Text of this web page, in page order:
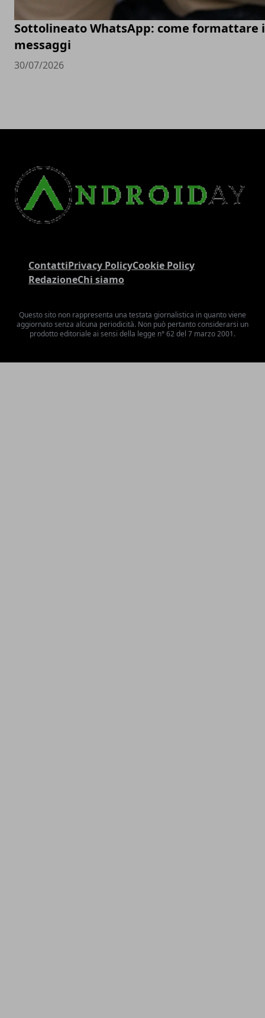
Sottolineato WhatsApp: come formattare i
messaggi
30/07/2026
ContattiPrivacy PolicyCookie Policy
RedazioneChi siamo
Questo sito non rappresenta una testata giornalistica in quanto viene
aggiornato senza alcuna periodicità. Non può pertanto considerarsi un
prodotto editoriale ai sensi della legge n° 62 del 7 marzo 2001.